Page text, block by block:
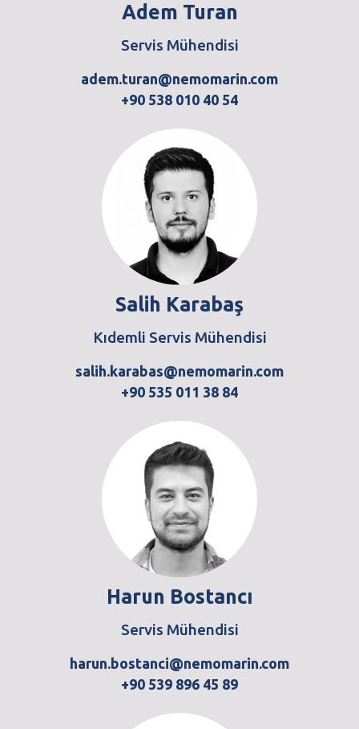
Adem Turan
Servis Mühendisi
adem.turan@nemomarin.com
+90 538 010 40 54
Salih Karabaş
Kıdemli Servis Mühendisi
salih.karabas@nemomarin.com
+90 535 011 38 84
Harun Bostancı
Servis Mühendisi
harun.bostanci@nemomarin.com
+90 539 896 45 89